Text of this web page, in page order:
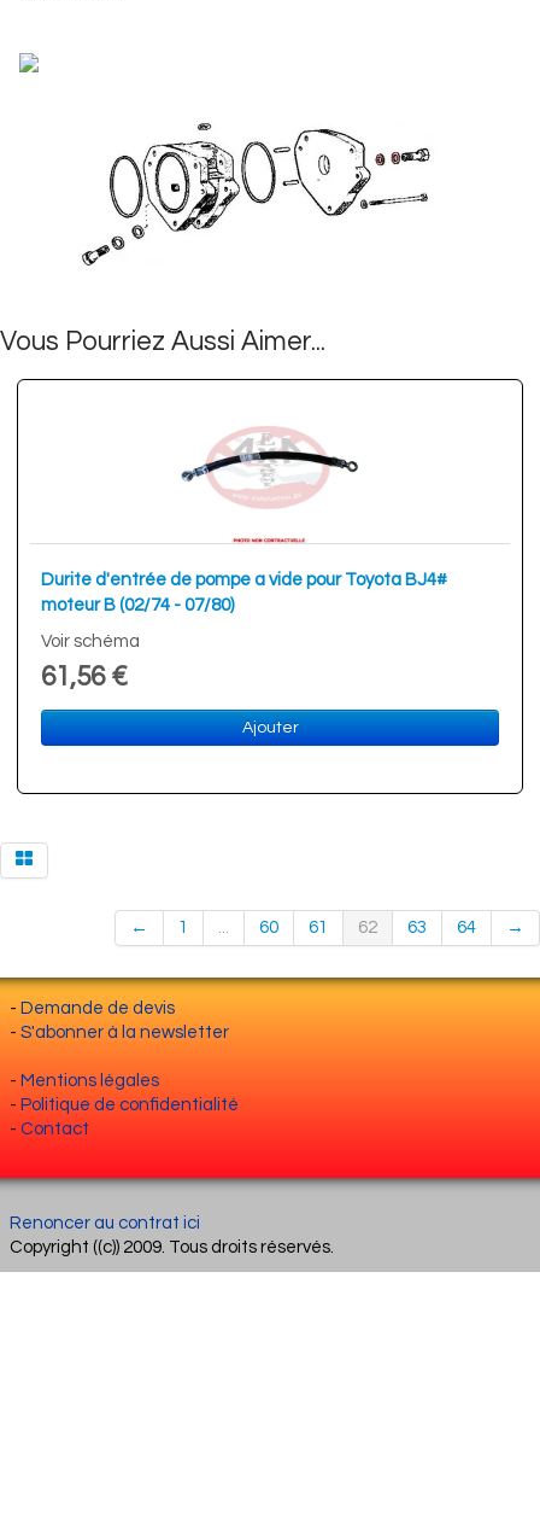
Vous Pourriez Aussi Aimer...
Durite d'entrée de pompe a vide pour Toyota BJ4#
moteur B (02/74 - 07/80)
Voir schéma
61,56 €
Ajouter
← 1 60 61 62 63 64 →
- Demande de devis
- S'abonner à la newsletter
- Mentions légales
- Politique de confidentialité
- Contact
Renoncer au contrat ici
Copyright ((c)) 2009. Tous droits réservés.